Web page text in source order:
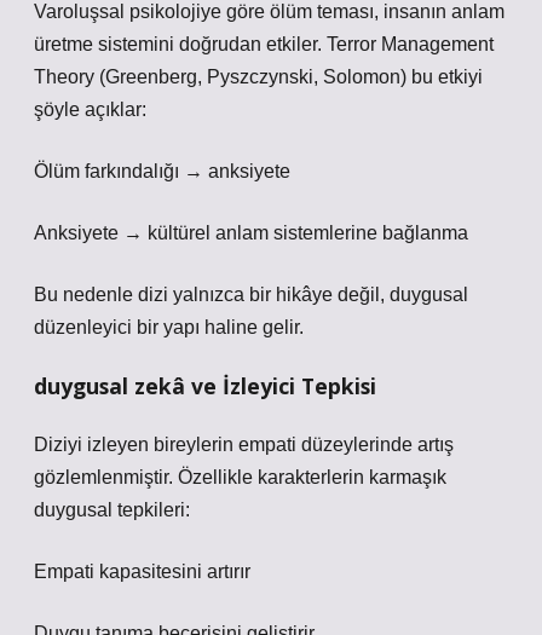
Varoluşsal psikolojiye göre ölüm teması, insanın anlam
üretme sistemini doğrudan etkiler. Terror Management
Theory (Greenberg, Pyszczynski, Solomon) bu etkiyi
şöyle açıklar:
Ölüm farkındalığı → anksiyete
Anksiyete → kültürel anlam sistemlerine bağlanma
Bu nedenle dizi yalnızca bir hikâye değil, duygusal
düzenleyici bir yapı haline gelir.
duygusal zekâ ve İzleyici Tepkisi
Diziyi izleyen bireylerin empati düzeylerinde artış
gözlemlenmiştir. Özellikle karakterlerin karmaşık
duygusal tepkileri:
Empati kapasitesini artırır